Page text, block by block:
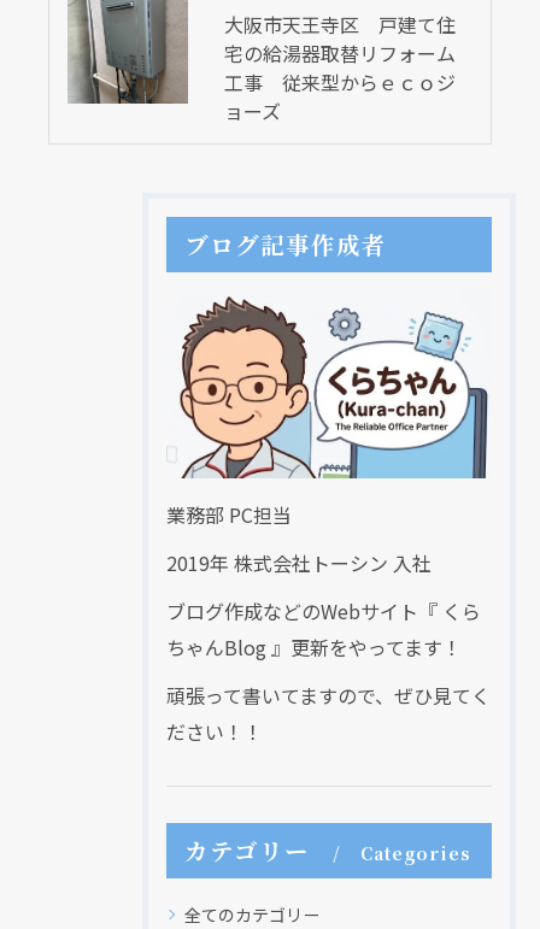
大阪市天王寺区 戸建て住
宅の給湯器取替リフォーム
工事 従来型からｅｃｏジ
ョーズ
ブログ記事作成者
業務部 PC担当
2019年 株式会社トーシン 入社
ブログ作成などのWebサイト『 くら
ちゃんBlog 』更新をやってます！
頑張って書いてますので、ぜひ見てく
ださい！！
カテゴリー Categories
全てのカテゴリー